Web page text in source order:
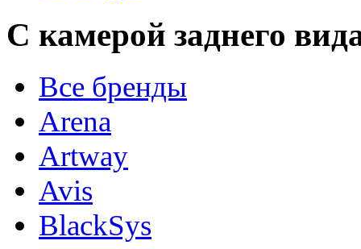
С камерой заднего
Все бренды
Arena
Artway
Avis
BlackSys